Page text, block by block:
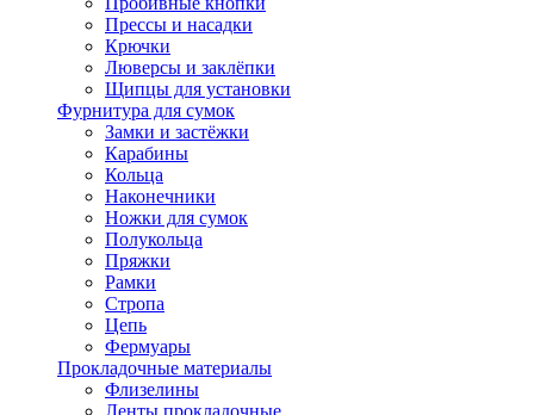
Прессы и насадки
Крючки
Люверсы и заклёпки
Щипцы для установки
Фурнитура для сумок
Замки и застёжки
Карабины
Кольца
Наконечники
Ножки для сумок
Полукольца
Пряжки
Рамки
Стропа
Цепь
Фермуары
Прокладочные материалы
Флизелины
Ленты прокладочные